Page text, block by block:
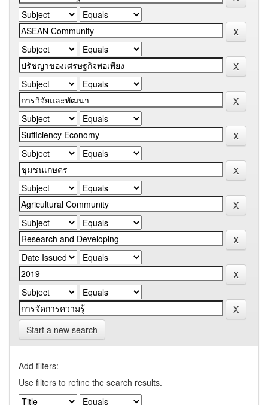
Start a new search
Add filters:
Use filters to refine the search results.